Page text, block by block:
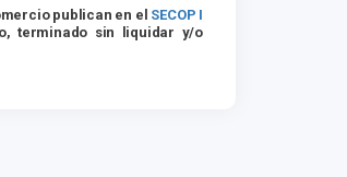
publican en el SECOP I
terminado sin liquidar y/o